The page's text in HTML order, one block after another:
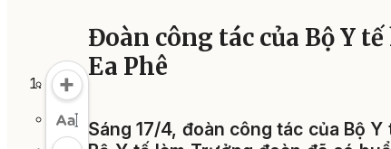
Đoàn công tác của Bộ Y
Ea Phê
Sáng 17/4, đoàn công tác của Bộ